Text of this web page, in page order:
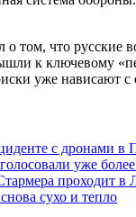
о том, что
к ключевому
уже нависают с
с дронами в
уже
проходит в
сухо и тепло